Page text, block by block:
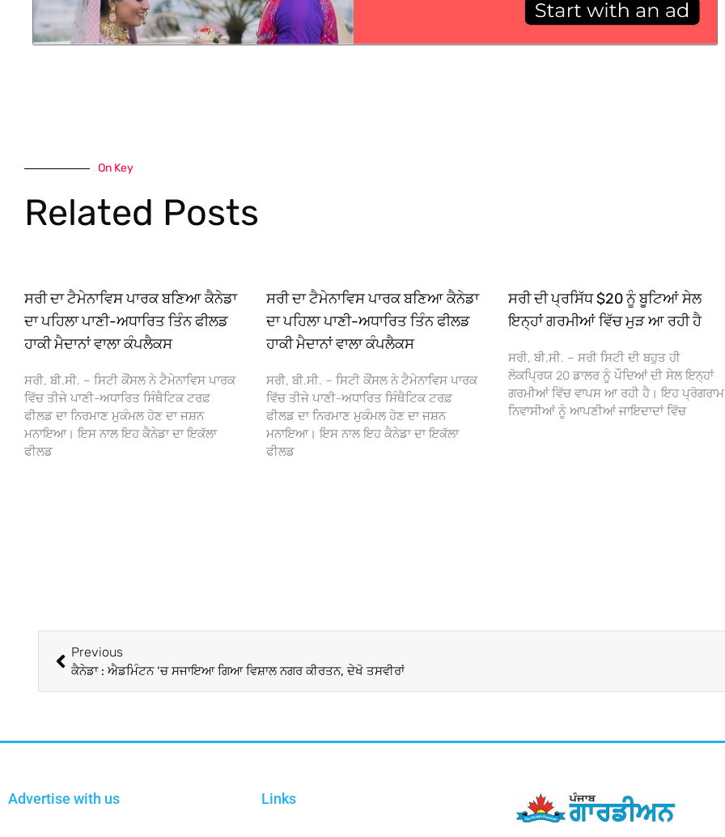
On Key
Related Posts
ਸਰੀ ਦਾ ਟੈਮੇਨਾਵਿਸ ਪਾਰਕ ਬਣਿਆ ਕੈਨੇਡਾ
ਦਾ ਪਹਿਲਾ ਪਾਣੀ-ਅਧਾਰਿਤ ਤਿੰਨ ਫੀਲਡ
ਹਾਕੀ ਮੈਦਾਨਾਂ ਵਾਲਾ ਕੰਪਲੈਕਸ
ਸਰੀ, ਬੀ.ਸੀ. – ਸਿਟੀ ਕੌਂਸਲ ਨੇ ਟੈਮੇਨਾਵਿਸ ਪਾਰਕ
ਵਿੱਚ ਤੀਜੇ ਪਾਣੀ-ਅਧਾਰਿਤ ਸਿੰਥੈਟਿਕ ਟਰਫ਼
ਫੀਲਡ ਦਾ ਨਿਰਮਾਣ ਮੁਕੰਮਲ ਹੋਣ ਦਾ ਜਸ਼ਨ
ਮਨਾਇਆ। ਇਸ ਨਾਲ ਇਹ ਕੈਨੇਡਾ ਦਾ ਇਕੱਲਾ
ਫੀਲਡ
ਸਰੀ ਦਾ ਟੈਮੇਨਾਵਿਸ ਪਾਰਕ ਬਣਿਆ ਕੈਨੇਡਾ
ਦਾ ਪਹਿਲਾ ਪਾਣੀ-ਅਧਾਰਿਤ ਤਿੰਨ ਫੀਲਡ
ਹਾਕੀ ਮੈਦਾਨਾਂ ਵਾਲਾ ਕੰਪਲੈਕਸ
ਸਰੀ, ਬੀ.ਸੀ. – ਸਿਟੀ ਕੌਂਸਲ ਨੇ ਟੈਮੇਨਾਵਿਸ ਪਾਰਕ
ਵਿੱਚ ਤੀਜੇ ਪਾਣੀ-ਅਧਾਰਿਤ ਸਿੰਥੈਟਿਕ ਟਰਫ਼
ਫੀਲਡ ਦਾ ਨਿਰਮਾਣ ਮੁਕੰਮਲ ਹੋਣ ਦਾ ਜਸ਼ਨ
ਮਨਾਇਆ। ਇਸ ਨਾਲ ਇਹ ਕੈਨੇਡਾ ਦਾ ਇਕੱਲਾ
ਫੀਲਡ
ਸਰੀ ਦੀ ਪ੍ਰਸਿੱਧ $20 ਨੂੰ ਬੂਟਿਆਂ ਸੇਲ
ਇਨ੍ਹਾਂ ਗਰਮੀਆਂ ਵਿੱਚ ਮੁੜ ਆ ਰਹੀ ਹੈ
ਸਰੀ, ਬੀ.ਸੀ. – ਸਰੀ ਸਿਟੀ ਦੀ ਬਹੁਤ ਹੀ
ਲੋਕਪ੍ਰਿਯ 20 ਡਾਲਰ ਨੂੰ ਪੌਦਿਆਂ ਦੀ ਸੇਲ ਇਨ੍ਹਾਂ
ਗਰਮੀਆਂ ਵਿੱਚ ਵਾਪਸ ਆ ਰਹੀ ਹੈ। ਇਹ ਪ੍ਰੋਗਰਾਮ
ਨਿਵਾਸੀਆਂ ਨੂੰ ਆਪਣੀਆਂ ਜਾਇਦਾਦਾਂ ਵਿੱਚ
Previous
ਕੈਨੇਡਾ : ਐਡਮਿੰਟਨ ‘ਚ ਸਜਾਇਆ ਗਿਆ ਵਿਸ਼ਾਲ ਨਗਰ ਕੀਰਤਨ, ਦੇਖੋ ਤਸਵੀਰਾਂ
Advertise with us Links